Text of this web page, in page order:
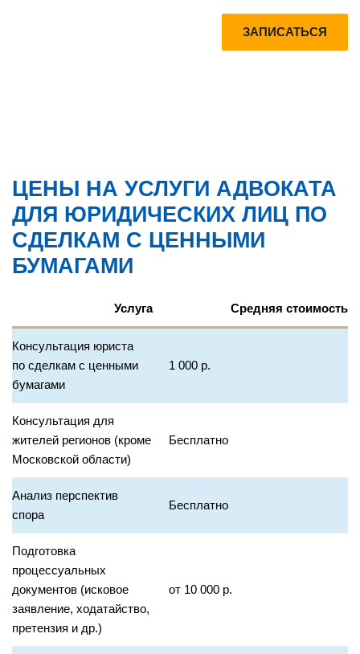
ЗАПИСАТЬСЯ
ЦЕНЫ НА УСЛУГИ АДВОКАТА
ДЛЯ ЮРИДИЧЕСКИХ ЛИЦ ПО
СДЕЛКАМ С ЦЕННЫМИ
БУМАГАМИ
Услуга Средняя стоимость
Консультация юриста
по сделкам с ценными
бумагами
1 000 р.
Консультация для
жителей регионов (кроме
Московской области)
Бесплатно
Анализ перспектив
спора
Бесплатно
Подготовка
процессуальных
документов (исковое
заявление, ходатайство,
претензия и др.)
от 10 000 р.